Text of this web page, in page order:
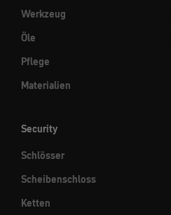
Werkzeug
Öle
Pflege
Materialien
Security
Schlösser
Scheibenschloss
Ketten